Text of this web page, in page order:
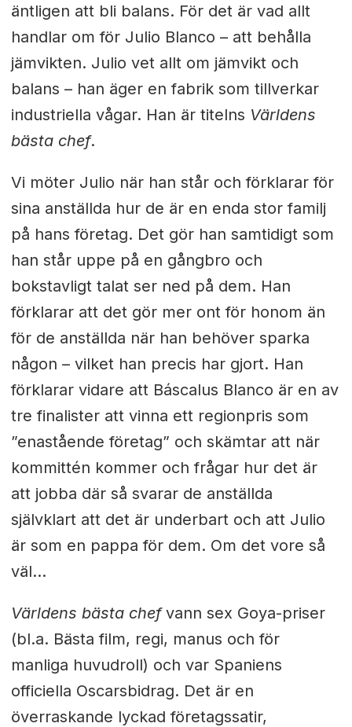
äntligen att bli balans. För det är vad allt
handlar om för Julio Blanco – att behålla
jämvikten. Julio vet allt om jämvikt och
balans – han äger en fabrik som tillverkar
industriella vågar. Han är titelns Världens
bästa chef.
Vi möter Julio när han står och förklarar för
sina anställda hur de är en enda stor familj
på hans företag. Det gör han samtidigt som
han står uppe på en gångbro och
bokstavligt talat ser ned på dem. Han
förklarar att det gör mer ont för honom än
för de anställda när han behöver sparka
någon – vilket han precis har gjort. Han
förklarar vidare att Báscalus Blanco är en av
tre finalister att vinna ett regionpris som
”enastående företag” och skämtar att när
kommittén kommer och frågar hur det är
att jobba där så svarar de anställda
självklart att det är underbart och att Julio
är som en pappa för dem. Om det vore så
väl…
Världens bästa chefvann sex Goya-priser
(bl.a. Bästa film, regi, manus och för
manliga huvudroll) och var Spaniens
officiella Oscarsbidrag. Det är en
överraskande lyckad företagssatir,